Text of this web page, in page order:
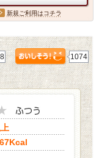
新規ご利用はコチラ
1074